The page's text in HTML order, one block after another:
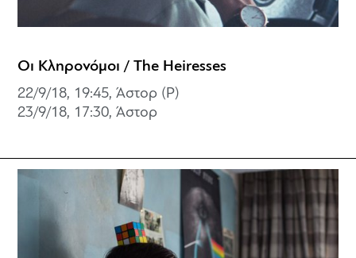
Οι Κληρονόμοι / The Heiresses
22/9/18, 19:45, Άστορ (P)
23/9/18, 17:30, Άστορ